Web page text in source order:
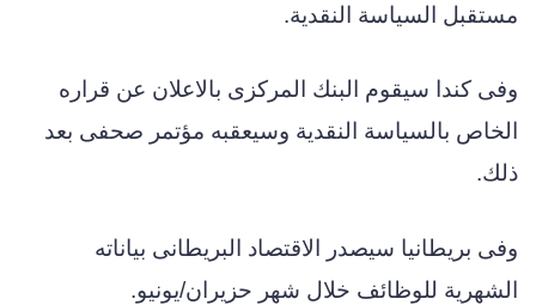
مستقبل السياسة النقدية.
وفى كندا سيقوم البنك المركزى بالاعلان عن قراره
الخاص بالسياسة النقدية وسيعقبه مؤتمر صحفى بعد
ذلك.
وفى بريطانيا سيصدر الاقتصاد البريطانى بياناته
الشهرية للوظائف خلال شهر حزيران/يونيو.